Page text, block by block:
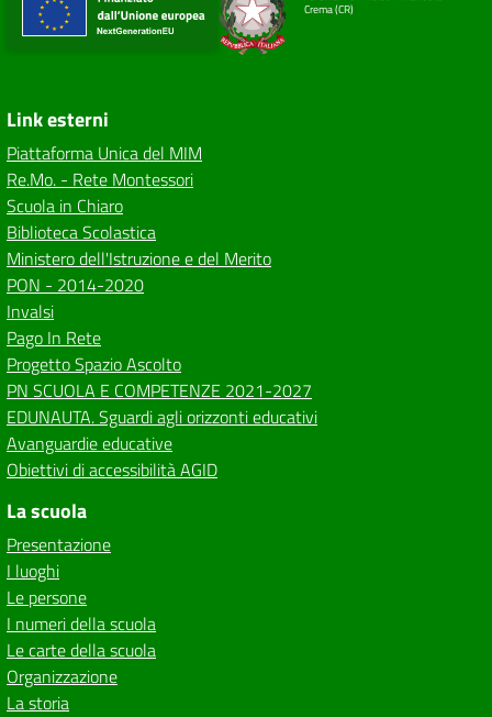
Crema (CR)
Link esterni
Piattaforma Unica del MIM
Re.Mo. - Rete Montessori
Scuola in Chiaro
Biblioteca Scolastica
Ministero dell'Istruzione e del Merito
PON - 2014-2020
Invalsi
Pago In Rete
Progetto Spazio Ascolto
PN SCUOLA E COMPETENZE 2021-2027
EDUNAUTA. Sguardi agli orizzonti educativi
Avanguardie educative
Obiettivi di accessibilità AGID
La scuola
Presentazione
I luoghi
Le persone
I numeri della scuola
Le carte della scuola
Organizzazione
La storia